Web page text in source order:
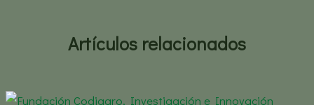
Artículos relacionados